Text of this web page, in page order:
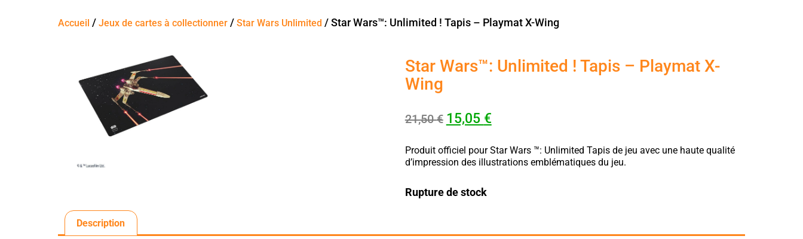
Accueil /Jeux de cartes à collectionner /Star Wars Unlimited / Star Wars™: Unlimited ! Tapis – Playmat X-Wing
Star Wars™: Unlimited ! Tapis – Playmat X-
Wing
21,50€ 15,05 €
Produit officiel pour Star Wars ™: Unlimited Tapis de jeu avec une haute qualité
d’impression des illustrations emblématiques du jeu.
Rupture de stock
Description